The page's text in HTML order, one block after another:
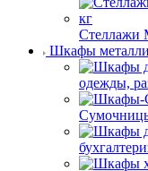
Стеллажи
Шкафы
одежды,